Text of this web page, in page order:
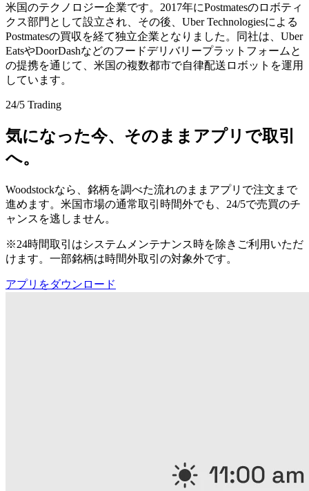
米国のテクノロジー企業です。2017年にPostmatesのロボティ
クス部門として設立され、その後、Uber Technologiesによる
Postmatesの買収を経て独立企業となりました。同社は、Uber
EatsやDoorDashなどのフードデリバリープラットフォームと
の提携を通じて、米国の複数都市で自律配送ロボットを運用
しています。
24/5 Trading
気になった今、そのままアプリで取引
へ。
Woodstockなら、銘柄を調べた流れのままアプリで注文まで
進めます。米国市場の通常取引時間外でも、24/5で売買のチ
ャンスを逃しません。
※24時間取引はシステムメンテナンス時を除きご利用いただ
けます。一部銘柄は時間外取引の対象外です。
アプリをダウンロード